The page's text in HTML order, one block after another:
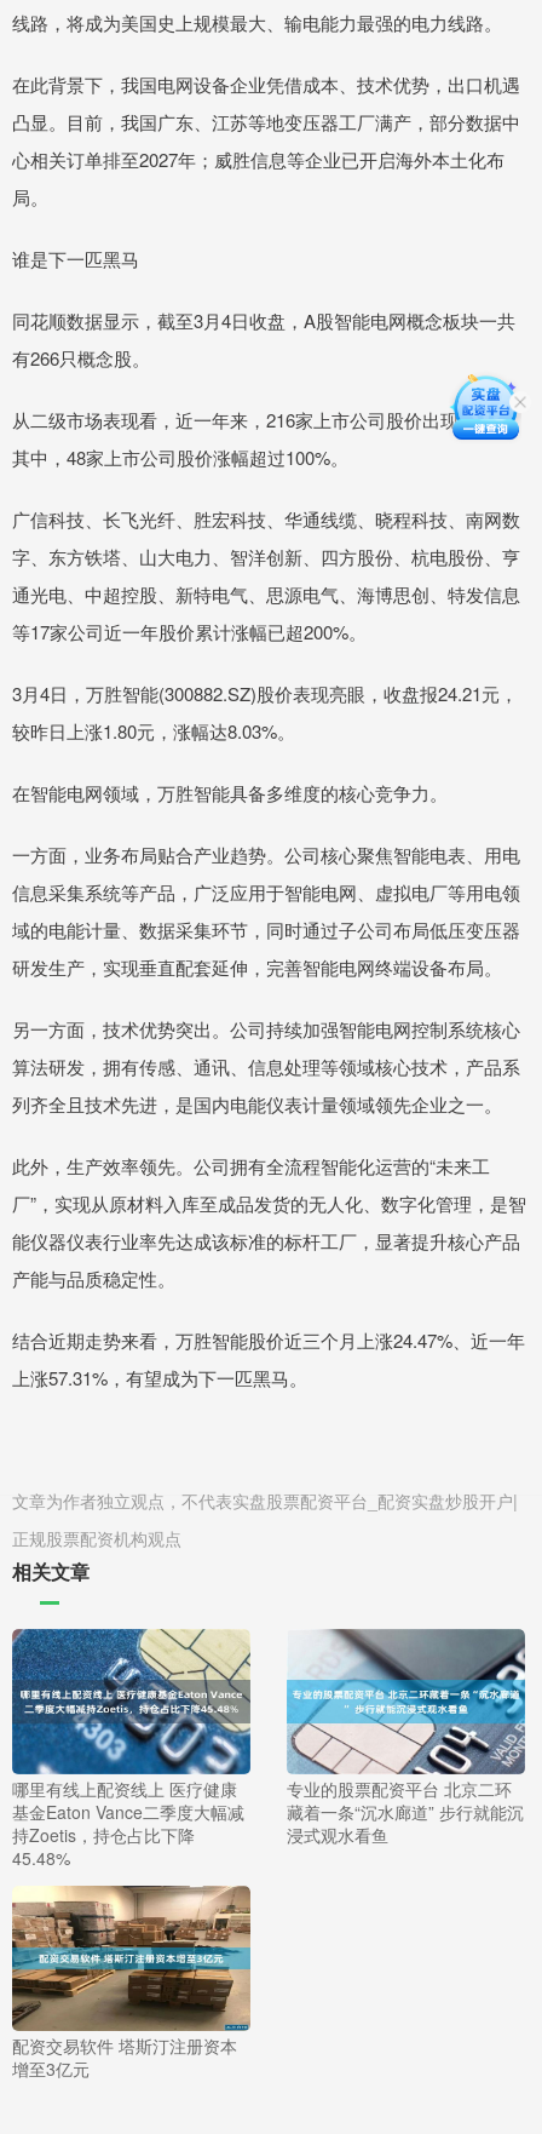
线路，将成为美国史上规模最大、输电能力最强的电力线路。
在此背景下，我国电网设备企业凭借成本、技术优势，出口机遇
凸显。目前，我国广东、江苏等地变压器工厂满产，部分数据中
心相关订单排至2027年；威胜信息等企业已开启海外本土化布
局。
谁是下一匹黑马
同花顺数据显示，截至3月4日收盘，A股智能电网概念板块一共
有266只概念股。
从二级市场表现看，近一年来，216家上市公司股价出现上涨，
其中，48家上市公司股价涨幅超过100%。
广信科技、长飞光纤、胜宏科技、华通线缆、晓程科技、南网数
字、东方铁塔、山大电力、智洋创新、四方股份、杭电股份、亨
通光电、中超控股、新特电气、思源电气、海博思创、特发信息
等17家公司近一年股价累计涨幅已超200%。
3月4日，万胜智能(300882.SZ)股价表现亮眼，收盘报24.21元，
较昨日上涨1.80元，涨幅达8.03%。
在智能电网领域，万胜智能具备多维度的核心竞争力。
一方面，业务布局贴合产业趋势。公司核心聚焦智能电表、用电
信息采集系统等产品，广泛应用于智能电网、虚拟电厂等用电领
域的电能计量、数据采集环节，同时通过子公司布局低压变压器
研发生产，实现垂直配套延伸，完善智能电网终端设备布局。
另一方面，技术优势突出。公司持续加强智能电网控制系统核心
算法研发，拥有传感、通讯、信息处理等领域核心技术，产品系
列齐全且技术先进，是国内电能仪表计量领域领先企业之一。
此外，生产效率领先。公司拥有全流程智能化运营的“未来工
厂”，实现从原材料入库至成品发货的无人化、数字化管理，是智
能仪器仪表行业率先达成该标准的标杆工厂，显著提升核心产品
产能与品质稳定性。
结合近期走势来看，万胜智能股价近三个月上涨24.47%、近一年
上涨57.31%，有望成为下一匹黑马。
文章为作者独立观点，不代表实盘股票配资平台_配资实盘炒股开户|
正规股票配资机构观点
相关文章
哪里有线上配资线上 医疗健康
基金Eaton Vance二季度大幅减
持Zoetis，持仓占比下降
45.48%
专业的股票配资平台 北京二环
藏着一条“沉水廊道” 步行就能沉
浸式观水看鱼
配资交易软件 塔斯汀注册资本
增至3亿元